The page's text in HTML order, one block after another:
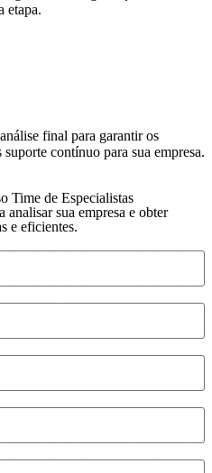
etapa.
final para garantir os
contínuo para sua empresa.
Time de Especialistas
sua empresa e obter
e eficientes.